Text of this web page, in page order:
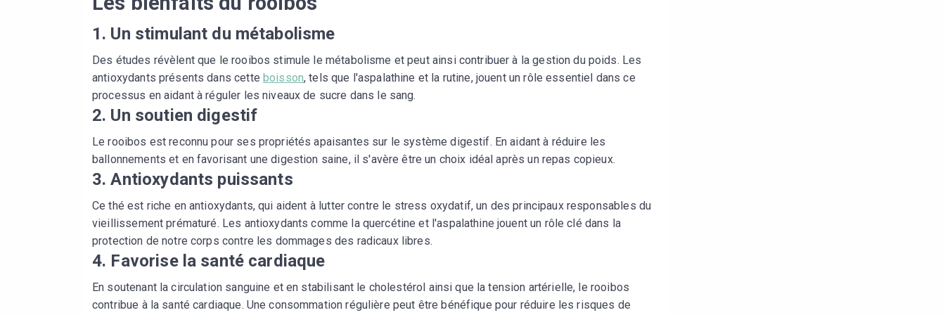
1. Un stimulant du métabolisme
Des études révèlent que le rooibos stimule le métabolisme et peut ainsi contribuer à la gestion du poids. Les
antioxydants présents dans cette boisson, tels que l'aspalathine et la rutine, jouent un rôle essentiel dans ce
processus en aidant à réguler les niveaux de sucre dans le sang.
2. Un soutien digestif
Le rooibos est reconnu pour ses propriétés apaisantes sur le système digestif. En aidant à réduire les
ballonnements et en favorisant une digestion saine, il s'avère être un choix idéal après un repas copieux.
3. Antioxydants puissants
Ce thé est riche en antioxydants, qui aident à lutter contre le stress oxydatif, un des principaux responsables du
vieillissement prématuré. Les antioxydants comme la quercétine et l'aspalathine jouent un rôle clé dans la
protection de notre corps contre les dommages des radicaux libres.
4. Favorise la santé cardiaque
En soutenant la circulation sanguine et en stabilisant le cholestérol ainsi que la tension artérielle, le rooibos
contribue à la santé cardiaque. Une consommation régulière peut être bénéfique pour réduire les risques de